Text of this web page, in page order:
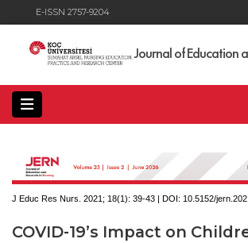
E-ISSN 2757-9204
Journal of Education
J Educ Res Nurs. 2021; 18(1): 39-43 | DOI: 10.5152/
COVID-19’s Impact on